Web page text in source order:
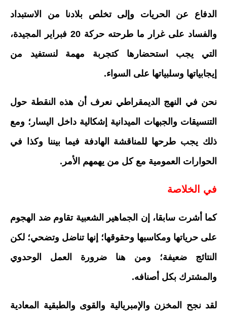
الدفاع عن الحريات وإلى تخلص بلادنا من الاستبداد
والفساد على غرار ما طرحته حركة 20 فبراير المجيدة،
التي يجب استحضارها كتجربة مهمة لنستفيد من
إيجابياتها وسلبياتها على السواء.
نحن في النهج الديمقراطي نعرف أن هذه النقطة حول
التنسيقات والجبهات الميدانية إشكالية داخل اليسار؛ ومع
ذلك يجب طرحها للمناقشة الهادفة فيما بيننا وكذا في
الحوارات العمومية مع كل من يهمهم الأمر.
في الخلاصة
كما أشرت سابقا، إن الجماهير الشعبية تقاوم ضد الهجوم
على حرياتها ومكاسبها وحقوقها؛ إنها تناضل وتضحي؛ لكن
النتائج ضعيفة؛ ومن هنا ضرورة العمل الوحدوي
والمشترك بكل أصنافه.
لقد نجح المخزن والإمبريالية والقوى والطبقية المعادية